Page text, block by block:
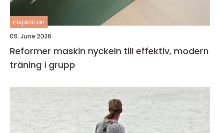
inspiration
09. June 2026
Reformer maskin nyckeln till effektiv, modern
träning i grupp